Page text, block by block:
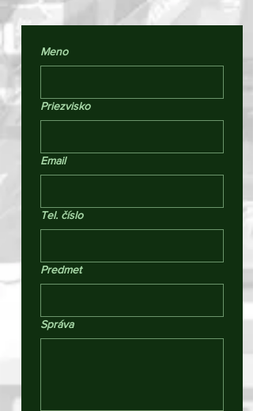
Meno
Priezvisko
Email
Tel. číslo
Predmet
Správa